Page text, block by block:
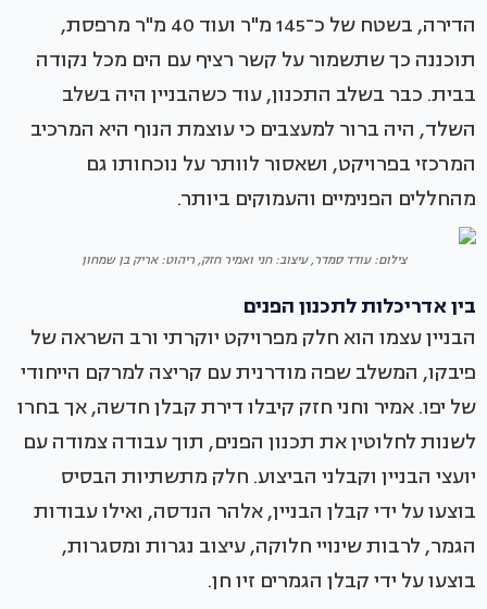
הדירה, בשטח של כ־145 מ"ר ועוד 40 מ"ר מרפסת,
תוכננה כך שתשמור על קשר רציף עם הים מכל נקודה
בבית. כבר בשלב התכנון, עוד כשהבניין היה בשלב
השלד, היה ברור למעצבים כי עוצמת הנוף היא המרכיב
המרכזי בפרויקט, ושאסור לוותר על נוכחותו גם
מהחללים הפנימיים והעמוקים ביותר.
צילום: עודד סמדר, עיצוב: חני ואמיר חזק, ריהוט: אריק בן שמחון
בין אדריכלות לתכנון הפנים
הבניין עצמו הוא חלק מפרויקט יוקרתי ורב השראה של
פיבקו, המשלב שפה מודרנית עם קריצה למרקם הייחודי
של יפו. אמיר וחני חזק קיבלו דירת קבלן חדשה, אך בחרו
לשנות לחלוטין את תכנון הפנים, תוך עבודה צמודה עם
יועצי הבניין וקבלני הביצוע. חלק מתשתיות הבסיס
בוצעו על ידי קבלן הבניין, אלהר הנדסה, ואילו עבודות
הגמר, לרבות שינויי חלוקה, עיצוב נגרות ומסגרות,
בוצעו על ידי קבלן הגמרים זיו חן.